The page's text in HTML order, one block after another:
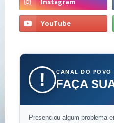
! CANAL DO POVO
FAÇA
Presenciou algum problema